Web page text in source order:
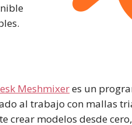
Meshmixeres un
al trabajo con mallas
crear modelos desde